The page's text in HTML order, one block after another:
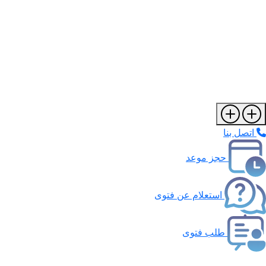
اتصل بنا
حجز موعد
استعلام عن فتوى
طلب فتوى